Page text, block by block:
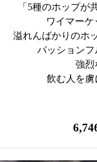
「5種のホップが
ワイマーケ
溢れんばかりのホ
パッションフ
強烈
飲む人を虜